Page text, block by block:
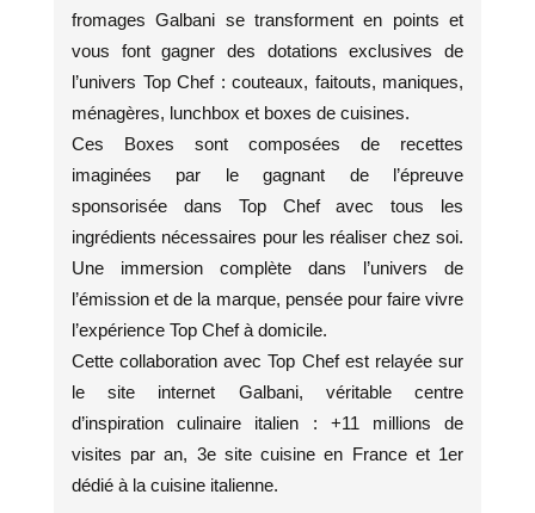
fromages Galbani se transforment en points et
vous font gagner des dotations exclusives de
l’univers Top Chef : couteaux, faitouts, maniques,
ménagères, lunchbox et boxes de cuisines.
Ces Boxes sont composées de recettes
imaginées par le gagnant de l’épreuve
sponsorisée dans Top Chef avec tous les
ingrédients nécessaires pour les réaliser chez soi.
Une immersion complète dans l’univers de
l’émission et de la marque, pensée pour faire vivre
l’expérience Top Chef à domicile.
Cette collaboration avec Top Chef est relayée sur
le site internet Galbani, véritable centre
d’inspiration culinaire italien : +11 millions de
visites par an, 3e site cuisine en France et 1er
dédié à la cuisine italienne.